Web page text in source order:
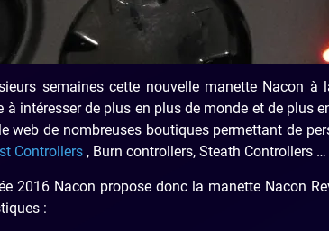
semaines cette nouvelle manette Nacon
à intéresser de plus en plus de monde et de plus
le web de nombreuses boutiques permettant de
Controllers , Burn controllers, Steath Controllers …
2016 Nacon propose donc la manette Nacon
: